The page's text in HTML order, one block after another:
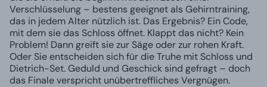
Verschlüsselung – bestens geeignet als Gehirntraining,
das in jedem Alter nützlich ist. Das Ergebnis? Ein Code,
mit dem sie das Schloss öffnet. Klappt das nicht? Kein
Problem! Dann greift sie zur Säge oder zur rohen Kraft.
Oder Sie entscheiden sich für die Truhe mit Schloss und
Dietrich-Set. Geduld und Geschick sind gefragt – doch
das Finale verspricht unübertreffliches Vergnügen.